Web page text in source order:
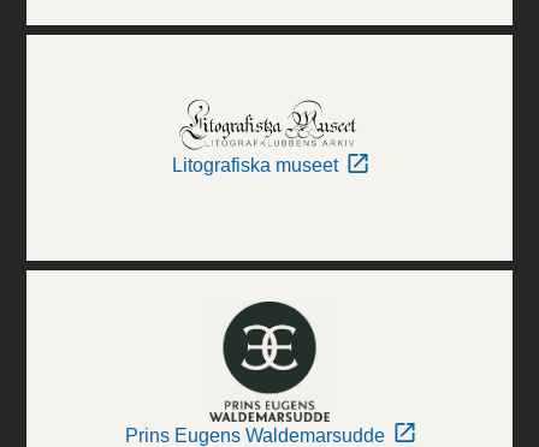
Litografiska museet
Prins Eugens Waldemarsudde